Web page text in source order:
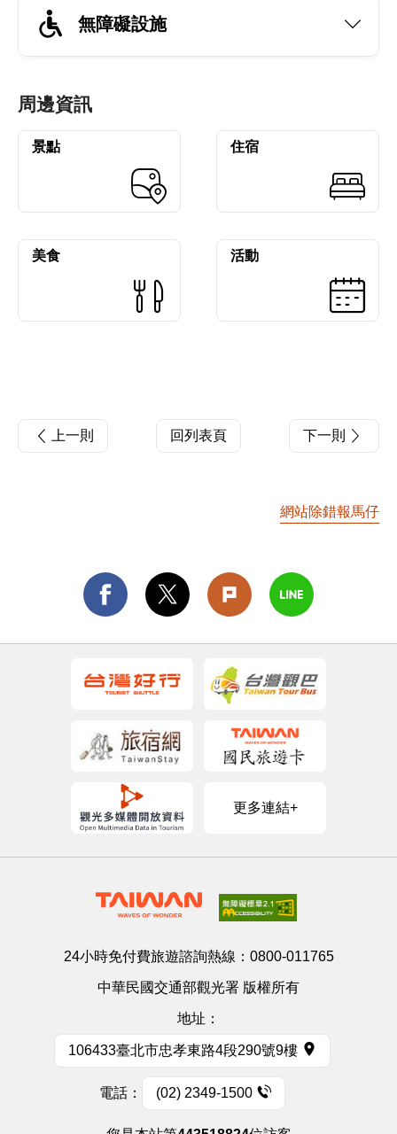
無障礙設施
周邊資訊
景點 住宿
美食 活動
上一則 回列表頁 下一則
網站除錯報馬仔
更多連結+
24小時免付費旅遊諮詢熱線： 0800-011765
中華民國交通部觀光署 版權所有
地址：
106433臺北市忠孝東路4段290號9樓
電話： (02) 2349-1500